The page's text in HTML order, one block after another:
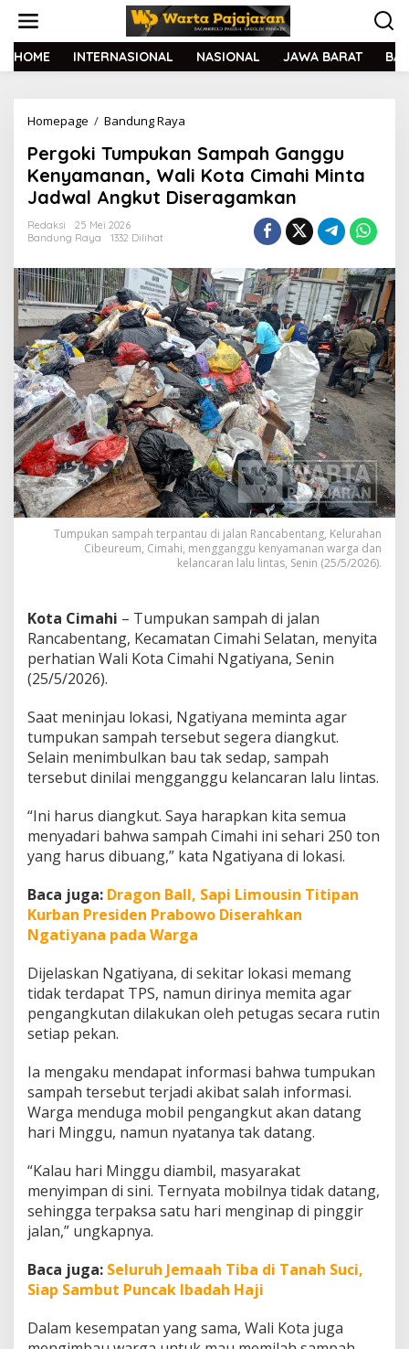
t
HOME INTERNASIONAL NASIONAL JAWA BARAT
Homepage / Bandung Raya
r
g
o
k
m
p
u
k
a
n
S
a
m
p
a
h
G
a
n
g
g
u
K
y
a
m
a
n
W
a
l
K
t
a
i
m
h
M
i
n
a
d
w
a
l
n
g
k
i
s
r
a
Pergoki Tumpukan Sampah Ganggu
Kenyamanan, Wali Kota Cimahi Minta
Jadwal Angkut Diseragamkan
Redaksi
25 Mei 2026
Bandung Raya
1332 Dilihat
Tumpukan sampah terpantau di jalan Rancabentang, Kelurahan
Cibeureum, Cimahi, mengganggu kenyamanan warga dan
kelancaran lalu lintas, Senin (25/5/2026).
Kota Cimahi – Tumpukan sampah di jalan
Rancabentang, Kecamatan Cimahi Selatan, menyita
perhatian Wali Kota Cimahi Ngatiyana, Senin
(25/5/2026).
Saat meninjau lokasi, Ngatiyana meminta agar
tumpukan sampah tersebut segera diangkut.
Selain menimbulkan bau tak sedap, sampah
tersebut dinilai mengganggu kelancaran lalu lintas.
“Ini harus diangkut. Saya harapkan kita semua
menyadari bahwa sampah Cimahi ini sehari 250 ton
yang harus dibuang,” kata Ngatiyana di lokasi.
Baca juga: Dragon Ball, Sapi Limousin Titipan
Kurban Presiden Prabowo Diserahkan
Ngatiyana pada Warga
Dijelaskan Ngatiyana, di sekitar lokasi memang
tidak terdapat TPS, namun dirinya memita agar
pengangkutan dilakukan oleh petugas secara rutin
setiap pekan.
Ia mengaku mendapat informasi bahwa tumpukan
sampah tersebut terjadi akibat salah informasi.
Warga menduga mobil pengangkut akan datang
hari Minggu, namun nyatanya tak datang.
“Kalau hari Minggu diambil, masyarakat
menyimpan di sini. Ternyata mobilnya tidak datang,
sehingga terpaksa satu hari menginap di pinggir
jalan,” ungkapnya.
Baca juga: Seluruh Jemaah Tiba di Tanah Suci,
Siap Sambut Puncak Ibadah Haji
Dalam kesempatan yang sama, Wali Kota juga